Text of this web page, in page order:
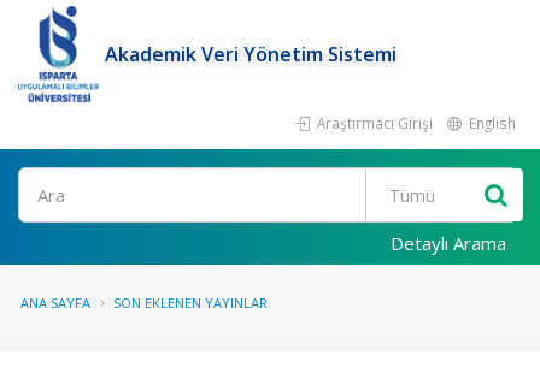
Akademik Veri Yönetim Sistemi
Araştırmacı Girişi English
Ara
Detaylı Arama
ANA SAYFA SON EKLENEN YAYINLAR